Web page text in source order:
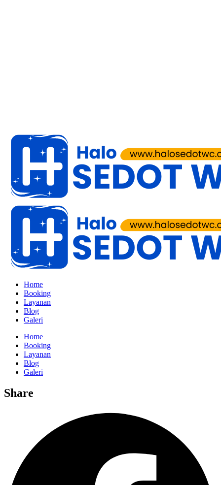
Home
Booking
Layanan
Blog
Galeri
Home
Booking
Layanan
Blog
Galeri
Share